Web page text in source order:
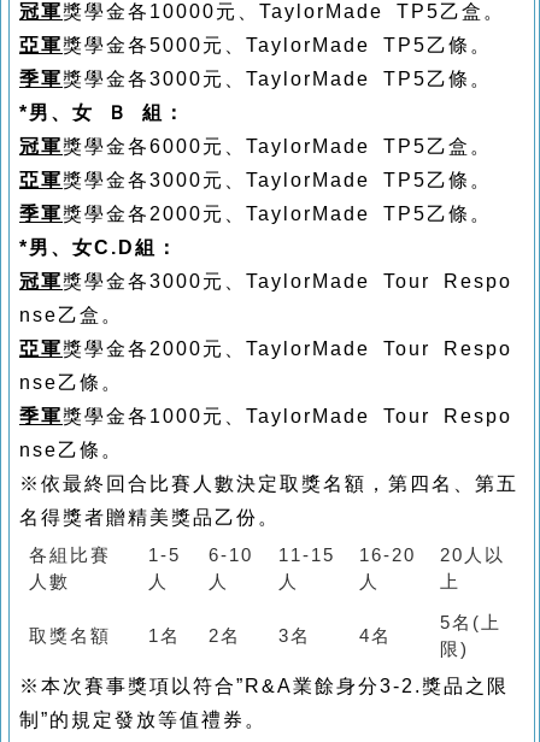
冠軍獎學金各 10000元、 TaylorMade TP5乙盒。
亞軍獎學金各5000元、 TaylorMade TP5乙條。
季軍獎學金各3000元、 TaylorMade TP5乙條 。
*男、女
Ｂ
組：
冠軍獎學金各6000元、 TaylorMade TP5乙盒。
亞軍獎學金各3000元、 TaylorMade TP5乙條。
季軍獎學金各 2000元、 TaylorMade TP5乙條 。
*男、女C.D組：
冠軍獎學金各3000元、 TaylorMade Tour Respo
nse乙盒。
亞軍獎學金各 2000元、 TaylorMade Tour Respo
nse乙條。
季軍獎學金各 1000元、 TaylorMade Tour Respo
nse乙條 。
※依最終回合 比賽人數決定取獎名額，第四名、第五
名得獎者贈精美獎品乙份。
各組比賽
人數
1-5
人
6-10
人
11-15
人
16-20
人
20人以
上
取獎名額 1名 2名 3名 4名
5名(上
限)
※本次賽事獎項以符合”R&A業餘身分3-2.獎品之限
制 ”的規定發放等值禮券。